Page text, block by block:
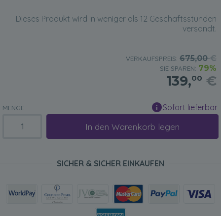
Dieses Produkt wird in weniger als 12 Geschäftsstunden
versandt.
VERKAUFSPREIS: 675,00€
SIE SPAREN: 79%
139,00 €
MENGE: Sofort lieferbar
In den Warenkorb legen
SICHER & SICHER EINKAUFEN